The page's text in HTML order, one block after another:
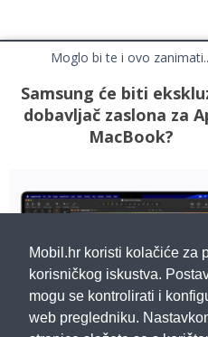
Mobil.hr koristi kolačiće za
korisničkog iskustva.
mogu se kontrolirati i
web pregledniku.
Moglo bi te i ovo
Samsung će biti
dobavljač zaslona za
MacBook?
Cafe Mobil
Impressum
Marketing
Pravne odredbe
Izjava o privatnosti